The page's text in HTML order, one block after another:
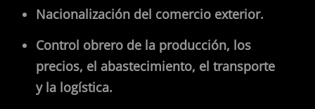
Nacionalización del comercio exterior.
Control obrero de la producción, los
precios, el abastecimiento, el transporte
y la logística.